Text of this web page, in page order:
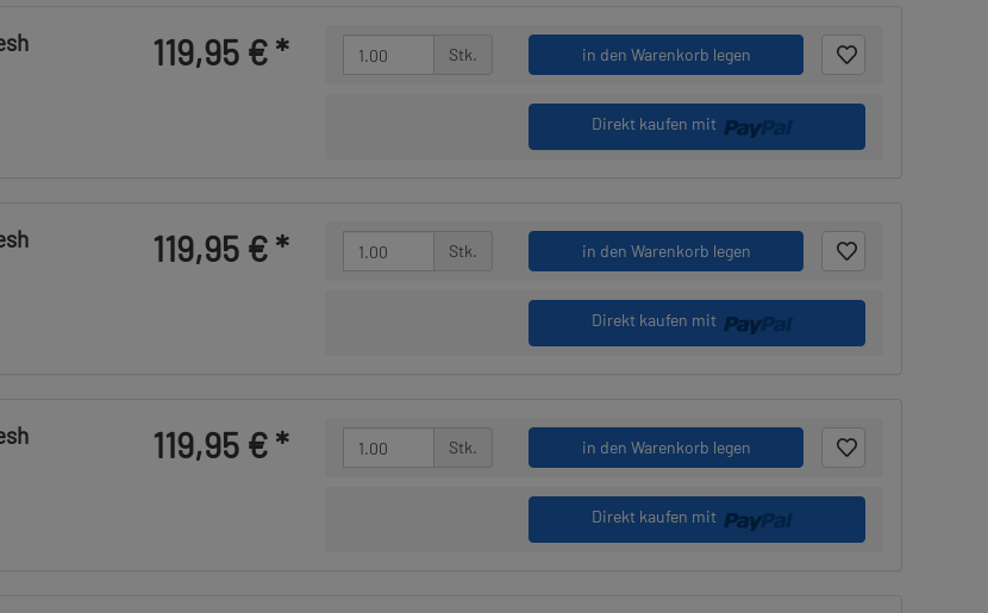
119,95 €* Stk. in den Warenkorb legen
Direkt kaufen mit
119,95 €* Stk. in den Warenkorb legen
Direkt kaufen mit
119,95 €* Stk. in den Warenkorb legen
Direkt kaufen mit